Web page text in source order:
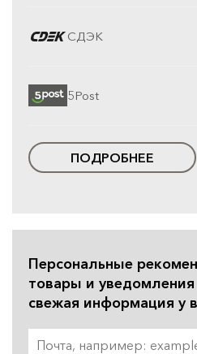
СДЭК
5Post
ПОДРОБНЕЕ
Персональные
товары и уведомления
свежая информация у